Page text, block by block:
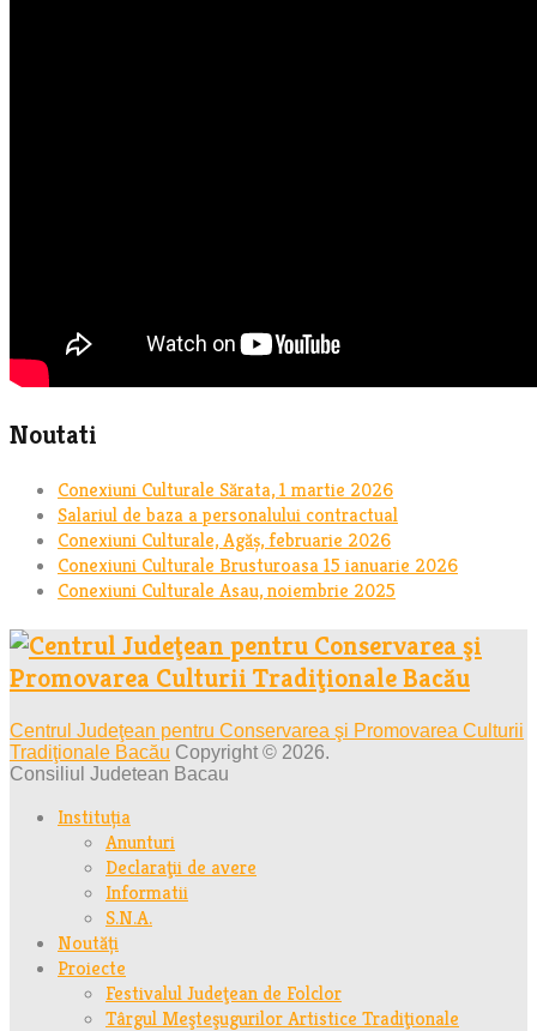
Noutati
Conexiuni Culturale Sărata, 1 martie 2026
Salariul de baza a personalului contractual
Conexiuni Culturale, Agăș, februarie 2026
Conexiuni Culturale Brusturoasa 15 ianuarie 2026
Conexiuni Culturale Asau, noiembrie 2025
Centrul Judeţean pentru Conservarea şi Promovarea Culturii
Tradiţionale Bacău Copyright © 2026.
Consiliul Judetean Bacau
Instituția
Anunturi
Declaraţii de avere
Informatii
S.N.A.
Noutăți
Proiecte
Festivalul Judeţean de Folclor
Târgul Meşteşugurilor Artistice Tradiţionale